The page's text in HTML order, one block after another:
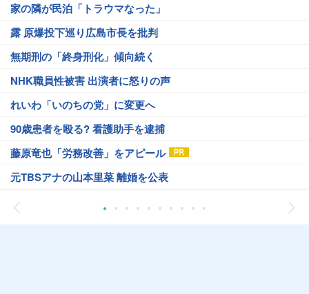
家の隣が民泊「トラウマなった」
露 原爆投下巡り広島市長を批判
無期刑の「終身刑化」傾向続く
NHK職員性被害 出演者に怒りの声
れいわ「いのちの党」に変更へ
90歳患者を殴る? 看護助手を逮捕
藤原竜也「労務改善」をアピール
元TBSアナの山本里菜 離婚を公表